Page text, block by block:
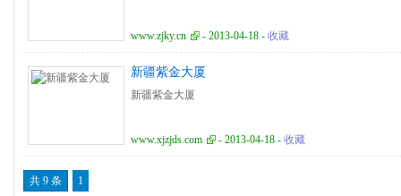
www.zjky.cn - 2013-04-18 - 收藏
新疆紫金大厦
新疆紫金大厦
www.xjzjds.com - 2013-04-18 - 收藏
共 9 条 1